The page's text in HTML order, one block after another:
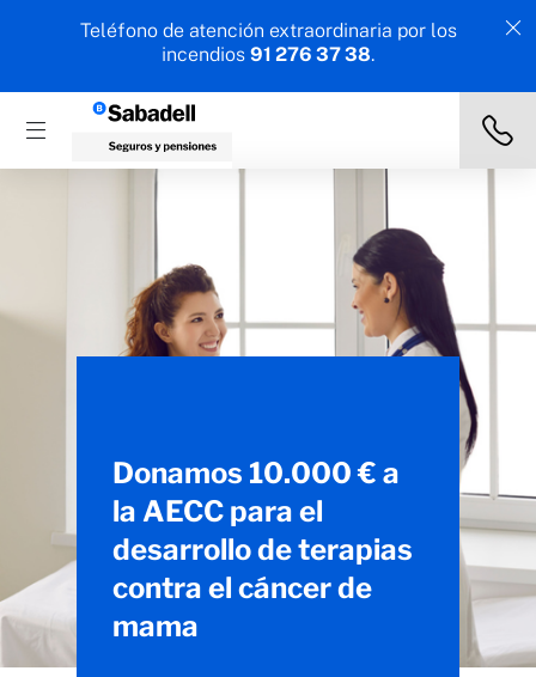
Teléfono de atención extraordinaria por los
incendios 91 276 37 38.
Donamos 10.000 € a
la AECC para el
desarrollo de terapias
contra el cáncer de
mama